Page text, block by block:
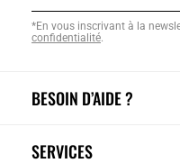
BESOIN D’AIDE ?
SERVICES
*En vous inscrivant à la
confidentialité.